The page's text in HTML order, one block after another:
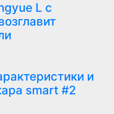
L с
и
smart #2